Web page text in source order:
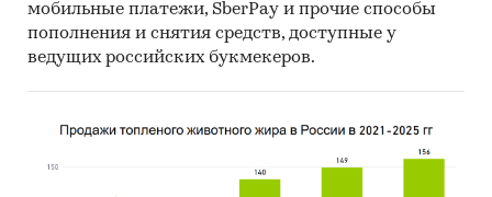
химическая промышленность (***%). Кроме
того, газы применяются в машиностроении
(***%), в пищевой отрасли (***%), в науке и
образовании (***%), а также в медицине и
Основные потребители:
основными
компаниями-потребителями технических
мобильные платежи, SberPay и прочие способы
пополнения и снятия средств, доступные у
ведущих российских букмекеров.